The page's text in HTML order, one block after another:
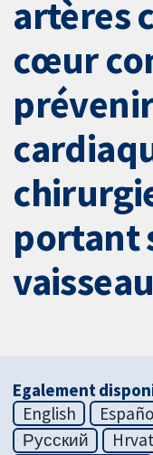
artères
cœur
portant
Egalement
English
Русский